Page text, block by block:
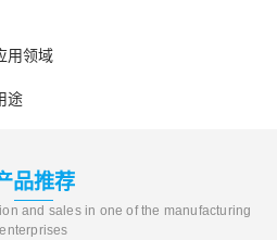
用领域
途
品推荐
and sales in one of the manufacturing
enterprises